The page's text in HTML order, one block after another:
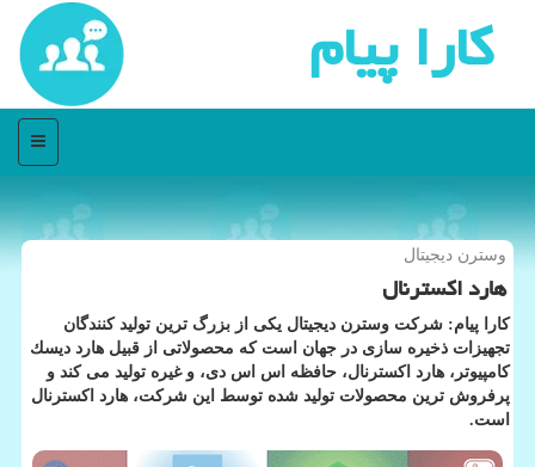
كارا پیام
منو
وسترن دیجیتال
هارد اكسترنال
كارا پیام: شركت وسترن دیجیتال یكی از بزرگ ترین تولید كنندگان
تجهیزات ذخیره سازی در جهان است كه محصولاتی از قبیل هارد دیسك
كامپیوتر، هارد اكسترنال، حافظه اس اس دی، و غیره تولید می كند و
پرفروش ترین محصولات تولید شده توسط این شركت، هارد اكسترنال
است.